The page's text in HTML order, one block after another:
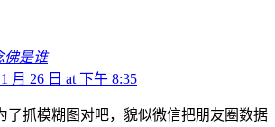
佛是谁
月 26 日 at 下午 8:35
了抓模糊图对吧，貌似微信把朋友圈数据